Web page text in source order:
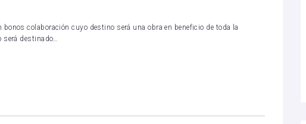
colaboración cuyo destino será una obra en beneficio de toda la
será destinado…